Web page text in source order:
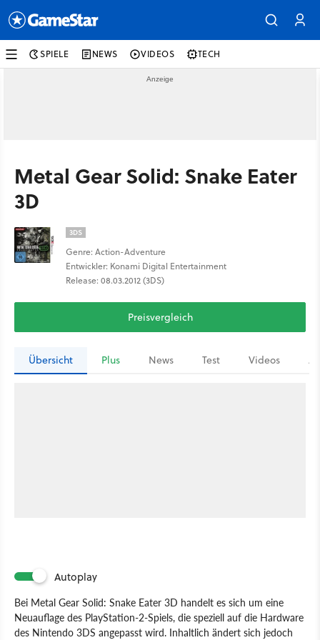
SPIELE NEWS VIDEOS TECH
Metal Gear Solid: Snake Eater
3D
3DS
Genre: Action-Adventure
Entwickler: Konami Digital Entertainment
Release: 08.03.2012 (3DS)
Preisvergleich
Übersicht Plus News Test Videos
Autoplay
Bei Metal Gear Solid: Snake Eater 3D handelt es sich um eine
Neuauflage des PlayStation-2-Spiels, die speziell auf die Hardware
des Nintendo 3DS angepasst wird. Inhaltlich ändert sich jedoch